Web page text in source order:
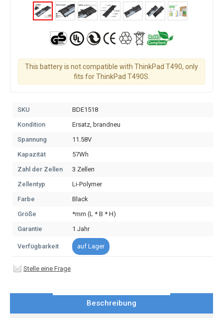
This battery is not compatible with ThinkPad T490, only
fits for ThinkPad T490S.
SKU
BDE1518
Kondition
Ersatz, brandneu
Spannung
11.58V
Kapazität
57Wh
Zahl der Zellen
3 Zellen
Zellentyp
Li-Polymer
Farbe
Black
Größe
*mm (L * B * H)
Garantie
1 Jahr
Verfügbarkeit auf Lager
Stelle eine Frage
Beschreibung